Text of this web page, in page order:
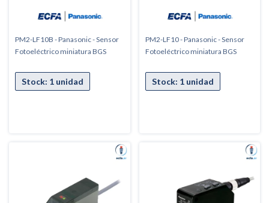
PM2-LF10B - Panasonic - Sensor
Fotoeléctrico miniatura BGS
PM2-LF10 - Panasonic - Sensor
Fotoeléctrico miniatura BGS